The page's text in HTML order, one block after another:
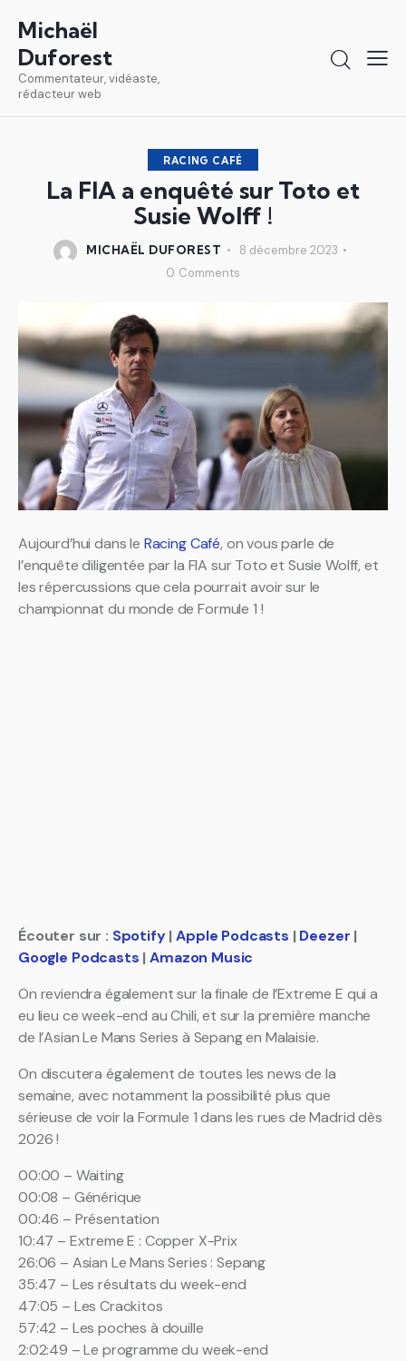
Michaël
Duforest
Commentateur, vidéaste,
rédacteur web
RACING CAFÉ
La FIA a enquêté sur Toto et
Susie Wolff !
MICHAËL DUFOREST
8 décembre 2023
0 Comments
Aujourd’hui dans le Racing Café, on vous parle de
l’enquête diligentée par la FIA sur Toto et Susie Wolff, et
les répercussions que cela pourrait avoir sur le
championnat du monde de Formule 1 !
Écouter sur : Spotify|Apple Podcasts |Deezer |
Google Podcasts |Amazon Music
On reviendra également sur la finale de l’Extreme E qui a
eu lieu ce week-end au Chili, et sur la première manche
de l’Asian Le Mans Series à Sepang en Malaisie.
On discutera également de toutes les news de la
semaine, avec notamment la possibilité plus que
sérieuse de voir la Formule 1 dans les rues de Madrid dès
2026 !
00:00 – Waiting
00:08 – Générique
00:46 – Présentation
10:47 – Extreme E : Copper X-Prix
26:06 – Asian Le Mans Series : Sepang
35:47 – Les résultats du week-end
47:05 – Les Crackitos
57:42 – Les poches à douille
2:02:49 – Le programme du week-end